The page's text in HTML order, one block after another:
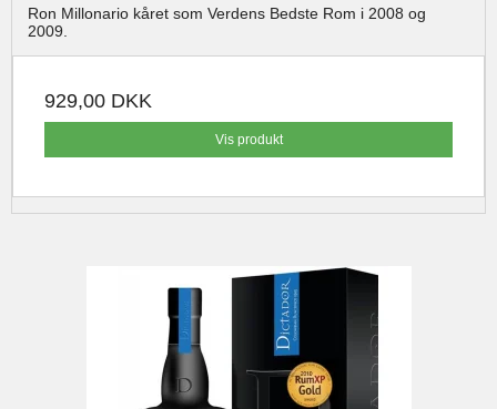
Ron Millonario kåret som Verdens Bedste Rom i 2008 og
2009.
929,00 DKK
Vis produkt